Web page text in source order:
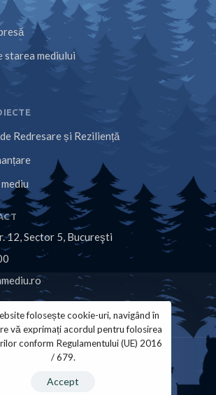
starea mediului
Redresare și Reziliență
12, Sector 5, Bucureşti
folosește cookie-uri, navigând în
vă exprimați acordul pentru folosirea
conform Regulamentului (UE) 2016
/ 679.
Accept